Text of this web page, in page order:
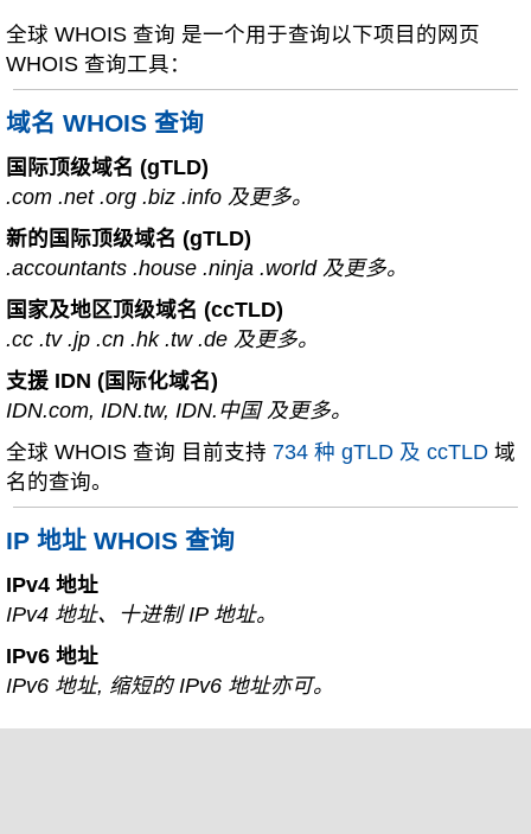
全球 WHOIS 查询 是一个用于查询以下项目的网页
WHOIS 查询工具：
域名 WHOIS 查询
国际顶级域名 (gTLD)
.com .net .org .biz .info 及更多。
新的国际顶级域名 (gTLD)
.accountants .house .ninja .world 及更多。
国家及地区顶级域名 (ccTLD)
.cc .tv .jp .cn .hk .tw .de 及更多。
支援 IDN (国际化域名)
IDN.com, IDN.tw, IDN.中国 及更多。
全球 WHOIS 查询 目前支持 734 种 gTLD 及 ccTLD 域
名的查询。
IP 地址 WHOIS 查询
IPv4 地址
IPv4 地址、十进制 IP 地址。
IPv6 地址
IPv6 地址, 缩短的 IPv6 地址亦可。